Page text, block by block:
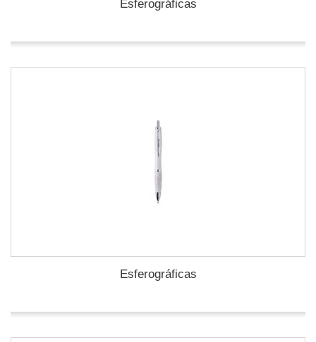
Esferográficas
Esferográficas